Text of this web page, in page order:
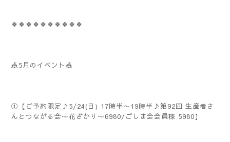
🍀🍀🍀🍀🍀🍀🍀🍀🍀🍀
🎪5月のイベント🎪
①【ご予約限定♪5/24(日) 17時半〜19時半♪第92回 生産者さ
んとつながる会〜花ざかり〜6980/ごしま会会員様 5980】